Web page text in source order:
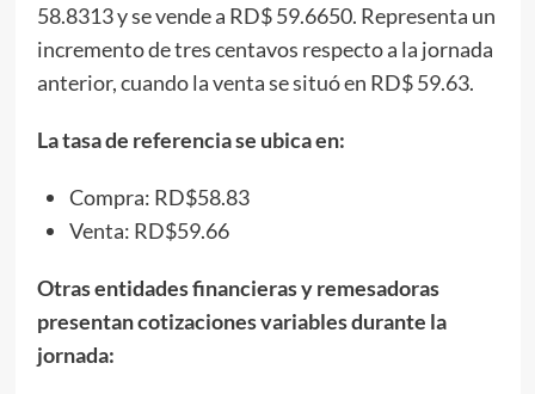
58.8313 y se vende a RD$ 59.6650. Representa un
incremento de tres centavos respecto a la jornada
anterior, cuando la venta se situó en RD$ 59.63.
La tasa de referencia se ubica en:
Compra: RD$58.83
Venta: RD$59.66
Otras entidades financieras y remesadoras
presentan cotizaciones variables durante la
jornada: